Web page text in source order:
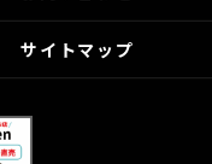
サイトマップ